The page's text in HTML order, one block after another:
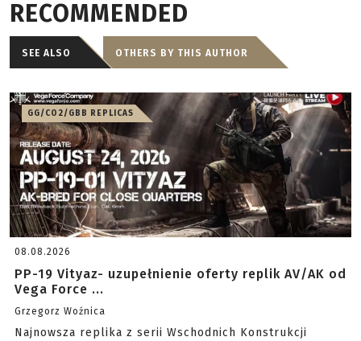
RECOMMENDED
SEE ALSO OTHERS BY THIS AUTHOR
GG/CO2/GBB REPLICAS
08.08.2026
PP-19 Vityaz- uzupełnienie oferty replik AV/AK od
Vega Force ...
Grzegorz Woźnica
Najnowsza replika z serii Wschodnich Konstrukcji